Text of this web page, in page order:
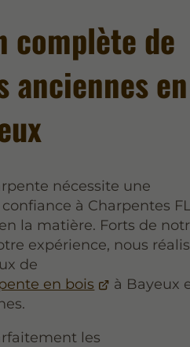
complète de
anciennes en
nécessite une
à Charpentes
la matière. Forts de
expérience, nous
de
en bois
à Bayeux
les